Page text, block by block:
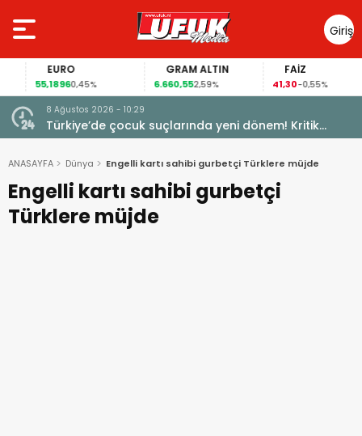
Giriş
Yap
EURO
55,18960,45%
GRAM ALTIN
6.660,552,59% 41,30-0,55%
8 Ağustos 2026 - 10:29
Türkiye’de çocuk suçlarında yeni dönem! Kritik
maddeler kabul edildi
ANASAYFA Dünya Engelli kartı sahibi gurbetçi Türklere müjde
Engelli kartı sahibi gurbetçi
Türklere müjde